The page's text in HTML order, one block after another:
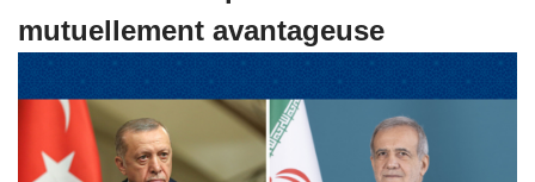
mutuellement avantageuse